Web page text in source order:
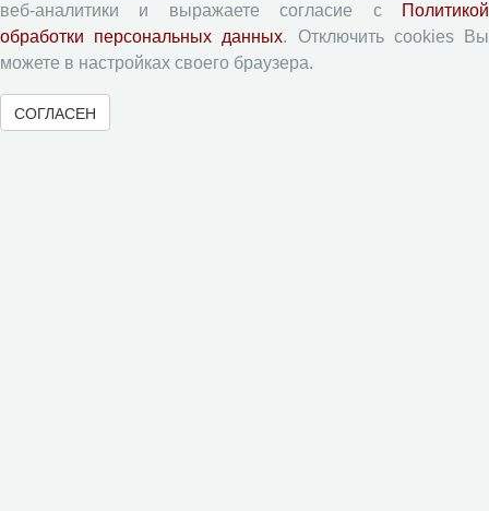
Согласие на обработку персональных данных
Авторские права
Приватность
Рецензентам
веб-аналитики и выражаете согласие с
Политикой
обработки персональных данных. Отключить cookies Вы
можете в настройках своего браузера.
СОГЛАСЕН